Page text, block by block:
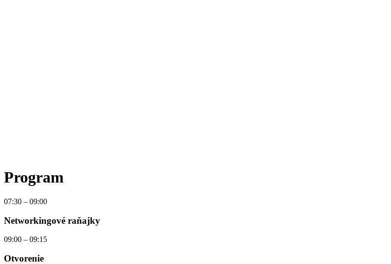
Program
07:30 – 09:00
Networkingové raňajky
09:00 – 09:15
Otvorenie